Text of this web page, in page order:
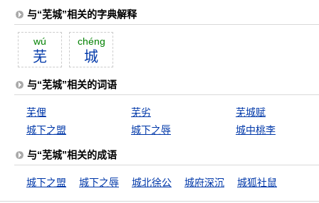
与“芜城”相关的字典解释
wú
芜
chéng
城
与“芜城”相关的词语
芜俚 芜劣
芜城赋
城下之盟
城下之辱 城中桃李
与“芜城”相关的成语
城下之盟 城下之辱 城北徐公 城府深沉 城狐社鼠